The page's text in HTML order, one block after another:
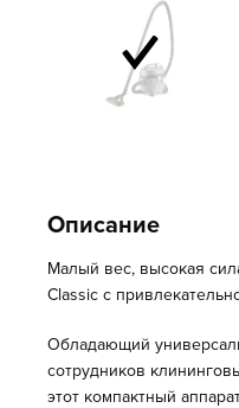
Описание
Малый вес, высокая
Classic с
Обладающий
сотрудников
этот компактный